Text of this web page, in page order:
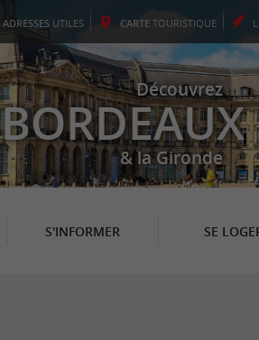
ADRESSES UTILES CARTE TOURISTIQUE
Découvrez
BORDEAUX
& la Gironde
S'INFORMER SE